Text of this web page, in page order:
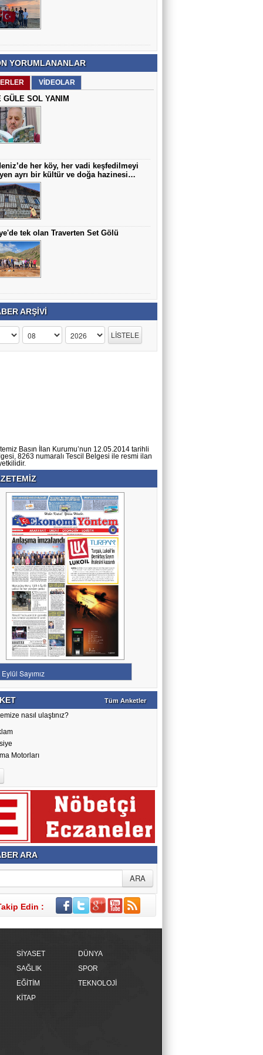
Prof. Dr. Mustafa İmamoğlu
Çocuklarda En Sık Görülen Doğumsal
Arif AZAK
Hoca Mezarı Yaylası Doğaseverleri
Büyüledi…
YORUMLANANLAR
VİDEOLAR
GÜLE SOL YANIM
her köy, her vadi keşfedilmeyi
ayrı bir kültür ve doğa hazinesi…
tek olan Traverten Set Gölü
ARŞİVİ
Basın İlan Kurumu’nun 12.05.2014 tarihli
8263 numaralı Tescil Belgesi ile resmi ilan
Tüm Anketler
nasıl ulaştınız?
Motorları
ARA
Edin :
SİYASET
DÜNYA
SAĞLIK
SPOR
EĞİTİM
TEKNOLOJİ
KİTAP